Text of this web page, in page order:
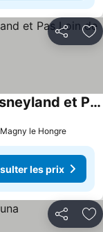
Partager
Chambre d'Hôtes Proche de Disneyland et Pas Loin de Paris
le Hongre
les prix
Partager